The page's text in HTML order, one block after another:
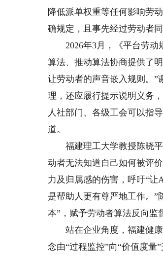
降低派单权重等任何影响劳
确规定，且事先经过劳动者同
2026年3月，《平台劳动
算法、推动算法协商提供了
让劳动者的声音嵌入规则。”
理，还应履行提示说明义务
人社部门、各级工会可以指
道。
福建理工大学教授陈晓平
动者无法知道自己如何被评
力及归属感的伤害，呼吁“让
是帮助人更有尊严地工作。”
本”，赋予劳动者算法反向监
站在企业角度，福建健康
念由“过程监控”向“价值度量